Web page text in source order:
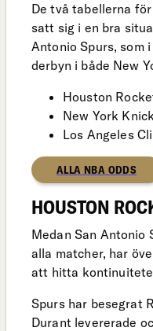
De två tabellerna
satt sig i en bra
Antonio Spurs, som
derbyn i både New
Houston
New York
Los Angeles
ALLA NBA ODDS
HOUSTON
Medan San Antonio
alla matcher, har
att hitta
Spurs har besegrat
Durant levererade